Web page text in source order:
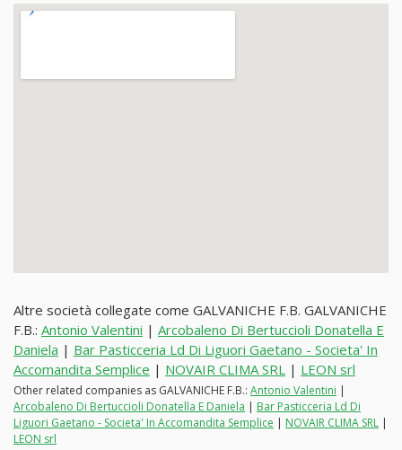
Altre società collegate come GALVANICHE F.B. GALVANICHE
F.B.: Antonio Valentini | Arcobaleno Di Bertuccioli Donatella E
Daniela | Bar Pasticceria Ld Di Liguori Gaetano - Societa' In
Accomandita Semplice | NOVAIR CLIMA SRL | LEON srl
Other related companies as GALVANICHE F.B.: Antonio Valentini |
Arcobaleno Di Bertuccioli Donatella E Daniela | Bar Pasticceria Ld Di
Liguori Gaetano - Societa' In Accomandita Semplice | NOVAIR CLIMA SRL |
LEON srl